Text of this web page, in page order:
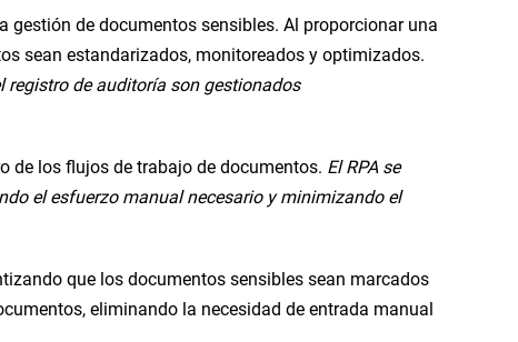
gestión de documentos sensibles. Al proporcionar una
sean estandarizados, monitoreados y optimizados.
registro de auditoría son gestionados
de los flujos de trabajo de documentos. El RPA se
el esfuerzo manual necesario y minimizando el
que los documentos sensibles sean marcados
eliminando la necesidad de entrada manual